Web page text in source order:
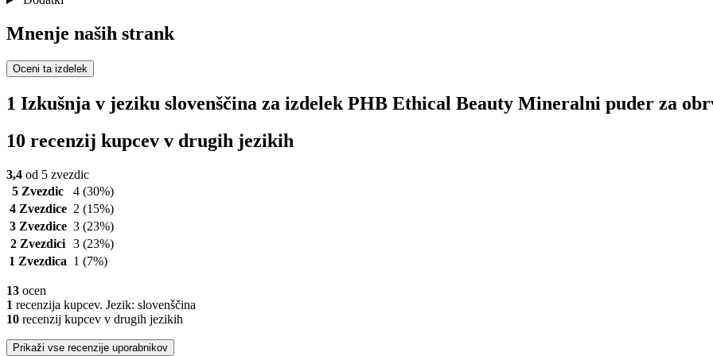
Mnenje naših strank
Oceni ta izdelek
1 Izkušnja v jeziku slovenščina za izdelek PHB Ethical Beauty Mineralni puder za
10 recenzij kupcev v drugih jezikih
3,4 od 5 zvezdic
5 Zvezdic
4 (30%)
4 Zvezdice 2 (15%)
3 Zvezdice 3 (23%)
2 Zvezdici 3 (23%)
1 Zvezdica 1 (7%)
13 ocen
1 recenzija kupcev. Jezik: slovenščina
10 recenzij kupcev v drugih jezikih
Prikaži vse recenzije uporabnikov